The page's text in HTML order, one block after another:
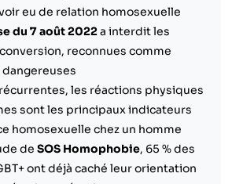
eu de relation homosexuelle
du 7 août 2022a interdit les
reconnues comme
les réactions physiques
sont les principaux indicateurs
homosexuelle chez un homme
de SOS Homophobie, 65 % des
ont déjà caché leur orientation